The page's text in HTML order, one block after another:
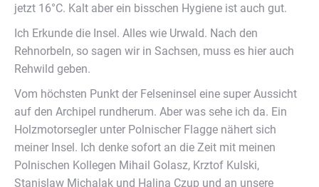
jetzt 16°C. Kalt aber ein bisschen Hygiene ist auch gut.
Ich Erkunde die Insel. Alles wie Urwald. Nach den
Rehnorbeln, so sagen wir in Sachsen, muss es hier auch
Rehwild geben.
Vom höchsten Punkt der Felseninsel eine super Aussicht
auf den Archipel rundherum. Aber was sehe ich da. Ein
Holzmotorsegler unter Polnischer Flagge nähert sich
meiner Insel. Ich denke sofort an die Zeit mit meinen
Polnischen Kollegen Mihail Golasz, Krztof Kulski,
Stanislaw Michalak und Halina Czup und an unsere